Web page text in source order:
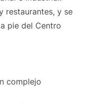
restaurantes, y se
pie del Centro
complejo